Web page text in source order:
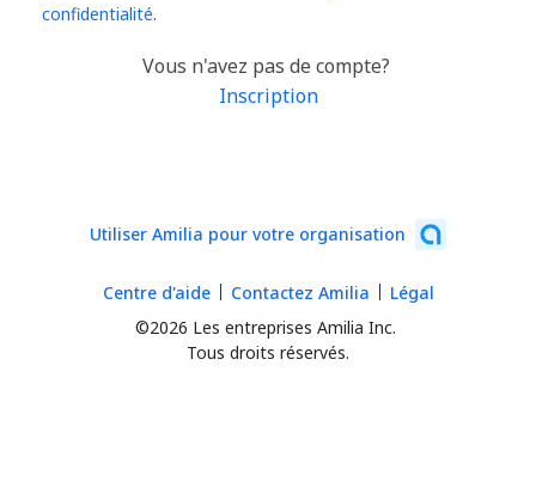
confidentialité.
Vous n'avez pas de compte?
Inscription
Utiliser Amilia pour votre organisation
©2026 Les entreprises Amilia Inc.
Tous droits réservés.
Centre d'aide Contactez Amilia Légal